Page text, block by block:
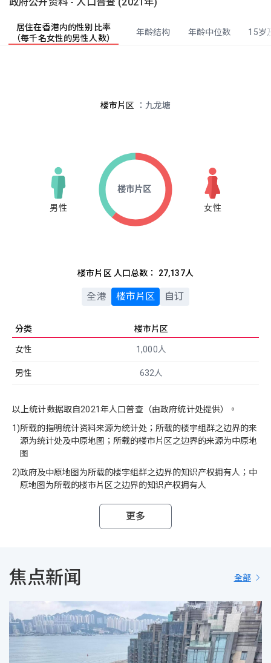
居住在香港内的性别比率
（每千名女性的男性人数）
年龄结构 年龄中位数 15岁
楼市片区 ：九龙塘
楼市片区 人口总数： 27,137人
全港 楼市片区 自订
分类 楼市片区
女性 1,000人
男性 632人
以上统计数据取自2021年人口普查（由政府统计处提供）。
1)所载的指明统计资料来源为统计处；所载的楼宇组群之边界的来
源为统计处及中原地图；所载的楼市片区之边界的来源为中原地
图
2)政府及中原地图为所载的楼宇组群之边界的知识产权拥有人；中
原地图为所载的楼市片区之边界的知识产权拥有人
更多
焦点新闻 全部